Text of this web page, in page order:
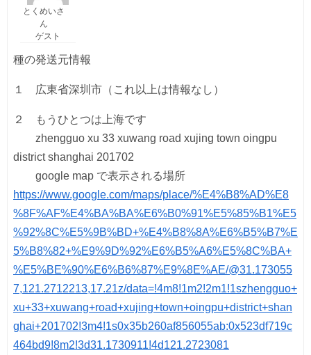
とくめいさ
ん
ゲスト
種の発送元情報
１ 広東省深圳市（これ以上は情報なし）
２ もうひとつは上海です
zhengguo xu 33 xuwang road xujing town oingpu
district shanghai 201702
google map で表示される場所
https://www.google.com/maps/place/%E4%B8%AD%E8
%8F%AF%E4%BA%BA%E6%B0%91%E5%85%B1%E5
%92%8C%E5%9B%BD+%E4%B8%8A%E6%B5%B7%E
5%B8%82+%E9%9D%92%E6%B5%A6%E5%8C%BA+
%E5%BE%90%E6%B6%87%E9%8E%AE/@31.173055
7,121.2712213,17.21z/data=!4m8!1m2!2m1!1szhengguo+
xu+33+xuwang+road+xujing+town+oingpu+district+shan
ghai+201702!3m4!1s0x35b260af856055ab:0x523df719c
464bd9!8m2!3d31.1730911!4d121.2723081